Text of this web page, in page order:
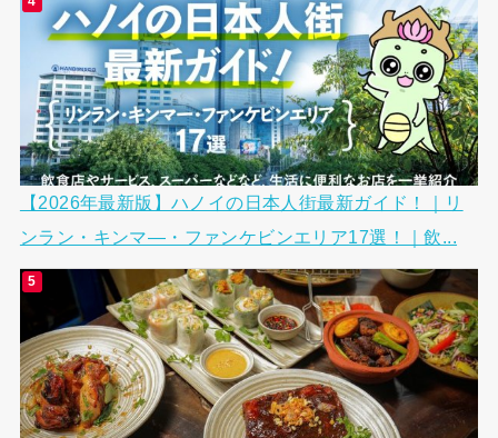
【2026年最新版】ハノイの日本人街最新ガイド！｜リ
ンラン・キンマ―・ファンケビンエリア17選！｜飲...